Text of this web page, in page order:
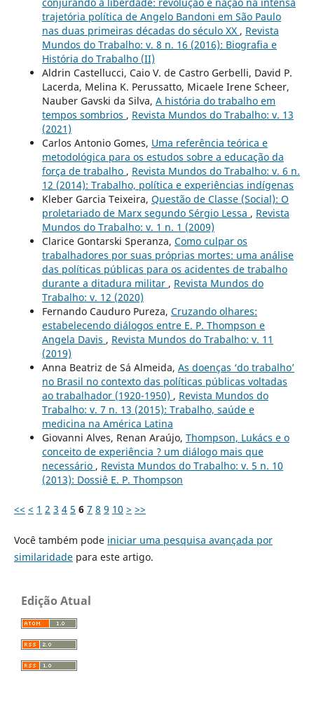
trajetória política de Angelo Bandoni em São Paulo
nas duas primeiras décadas do século XX , Revista
Mundos do Trabalho: v. 8 n. 16 (2016): Biografia e
História do Trabalho (II)
Aldrin Castellucci, Caio V. de Castro Gerbelli, David P.
Lacerda, Melina K. Perussatto, Micaele Irene Scheer,
Nauber Gavski da Silva, A história do trabalho em
tempos sombrios , Revista Mundos do Trabalho: v. 13
(2021)
Carlos Antonio Gomes, Uma referência teórica e
metodológica para os estudos sobre a educação da
força de trabalho , Revista Mundos do Trabalho: v. 6 n.
12 (2014): Trabalho, política e experiências indígenas
Kleber Garcia Teixeira, Questão de Classe (Social): O
proletariado de Marx segundo Sérgio Lessa , Revista
Mundos do Trabalho: v. 1 n. 1 (2009)
Clarice Gontarski Speranza, Como culpar os
trabalhadores por suas próprias mortes: uma análise
das políticas públicas para os acidentes de trabalho
durante a ditadura militar , Revista Mundos do
Trabalho: v. 12 (2020)
Fernando Cauduro Pureza, Cruzando olhares:
estabelecendo diálogos entre E. P. Thompson e
Angela Davis , Revista Mundos do Trabalho: v. 11
(2019)
Anna Beatriz de Sá Almeida, As doenças ‘do trabalho’
no Brasil no contexto das políticas públicas voltadas
ao trabalhador (1920-1950) , Revista Mundos do
Trabalho: v. 7 n. 13 (2015): Trabalho, saúde e
medicina na América Latina
Giovanni Alves, Renan Araújo, Thompson, Lukács e o
conceito de experiência ? um diálogo mais que
necessário , Revista Mundos do Trabalho: v. 5 n. 10
(2013): Dossiê E. P. Thompson
<< < 1 2 3 4 5 6 7 8 9 10 > >>
Você também pode iniciar uma pesquisa avançada por
similaridadepara este artigo.
Edição Atual